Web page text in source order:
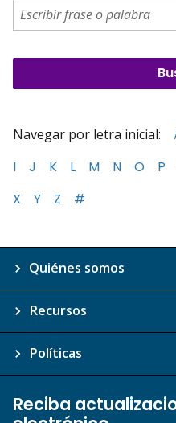
Navegar por letra inicial:
I
J K L M N O P
X
Y Z #
Quiénes somos
Recursos
Políticas
Reciba